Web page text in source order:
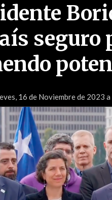
16 de Noviembre de 2023